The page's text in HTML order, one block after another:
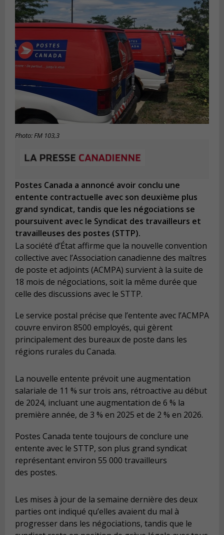
Photo: FM 103,3
Postes Canada a annoncé avoir conclu une
entente contractuelle avec son deuxième plus
grand syndicat, tandis que les négociations se
poursuivent avec le Syndicat des travailleurs et
travailleuses des postes (STTP).
La société d’État affirme que la nouvelle convention
collective avec l’Association canadienne des maîtres
de poste et adjoints (ACMPA) survient à la suite de
18 mois de négociations, soit la même durée que
celle des discussions avec le STTP.
Le service postal précise que l’entente avec l’ACMPA
couvre environ 8500 employés, qui gèrent
principalement des bureaux de poste dans les
régions rurales du Canada.
La nouvelle entente prévoit une augmentation
salariale de 11 % sur trois ans, rétroactive au début
de 2024, incluant une augmentation de 6 % la
première année, de 3 % en 2025 et de 2 % en 2026.
Postes Canada tente toujours de conclure une
entente avec le STTP, son plus grand syndicat
représentant environ 55 000 travailleurs
des postes.
Les mises à jour de la semaine dernière des deux
parties ont indiqué qu’elles avaient du mal à
progresser dans les négociations, tandis que le